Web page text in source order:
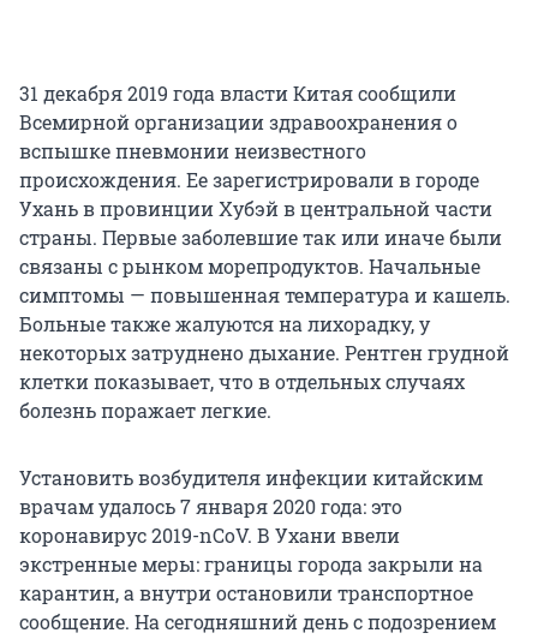
31 декабря 2019 года власти Китая сообщили
Всемирной организации здравоохранения о
вспышке пневмонии неизвестного
происхождения. Ее зарегистрировали в городе
Ухань в провинции Хубэй в центральной части
страны. Первые заболевшие так или иначе были
связаны с рынком морепродуктов. Начальные
симптомы — повышенная температура и кашель.
Больные также жалуются на лихорадку, у
некоторых затруднено дыхание. Рентген грудной
клетки показывает, что в отдельных случаях
болезнь поражает легкие.
Установить возбудителя инфекции китайским
врачам удалось 7 января 2020 года: это
коронавирус 2019-nCoV. В Ухани ввели
экстренные меры: границы города закрыли на
карантин, а внутри остановили транспортное
сообщение. На сегодняшний день с подозрением